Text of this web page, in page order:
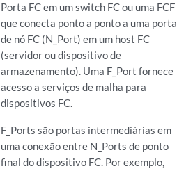
Porta FC em um switch FC ou uma FCF
que conecta ponto a ponto a uma porta
de nó FC (N_Port) em um host FC
(servidor ou dispositivo de
armazenamento). Uma F_Port fornece
acesso a serviços de malha para
dispositivos FC.
F_Ports são portas intermediárias em
uma conexão entre N_Ports de ponto
final do dispositivo FC. Por exemplo,